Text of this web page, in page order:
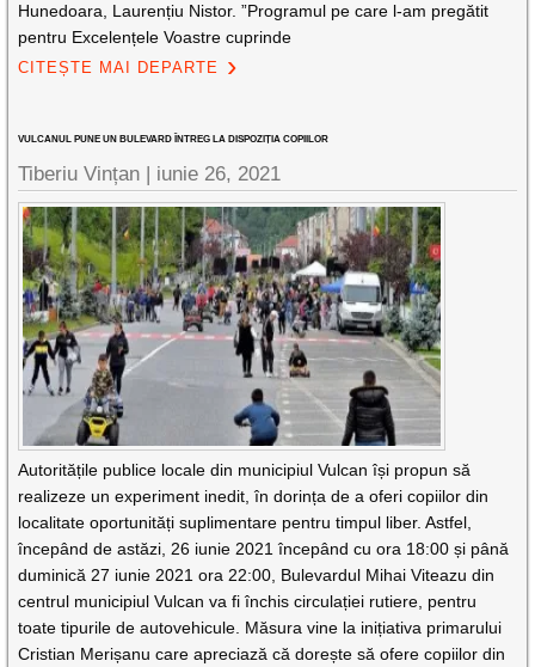
Hunedoara, Laurențiu Nistor. ”Programul pe care l-am pregătit
pentru Excelențele Voastre cuprinde
CITEȘTE MAI DEPARTE
VULCANUL PUNE UN BULEVARD ÎNTREG LA DISPOZIȚIA COPIILOR
Tiberiu Vințan | iunie 26, 2021
Autoritățile publice locale din municipiul Vulcan își propun să
realizeze un experiment inedit, în dorința de a oferi copiilor din
localitate oportunități suplimentare pentru timpul liber. Astfel,
începând de astăzi, 26 iunie 2021 începând cu ora 18:00 și până
duminică 27 iunie 2021 ora 22:00, Bulevardul Mihai Viteazu din
centrul municipiul Vulcan va fi închis circulației rutiere, pentru
toate tipurile de autovehicule. Măsura vine la inițiativa primarului
Cristian Merișanu care apreciază că dorește să ofere copiilor din